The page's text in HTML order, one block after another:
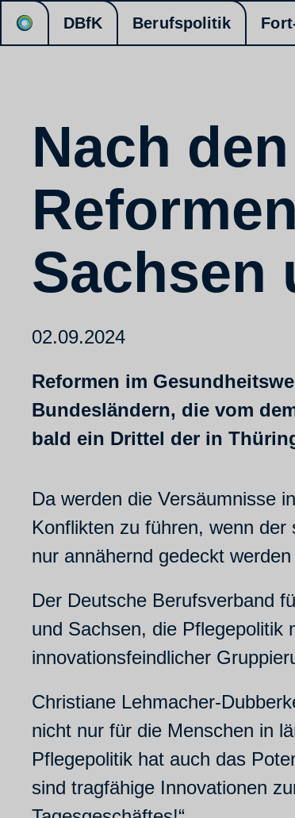
DBfK Berufspolitik
Nach
Sachsen
02.09.2024
Reformen im
Bundesländern, die vom
bald ein Drittel der in
Da werden die Versäumnisse
Konflikten zu führen, wenn
nur annähernd gedeckt
Der Deutsche Berufsverband
und Sachsen, die Pflegepolitik
innovationsfeindlicher
Christiane Lehmacher-
nicht nur für die Menschen in
Pflegepolitik hat auch das
sind tragfähige Innovationen